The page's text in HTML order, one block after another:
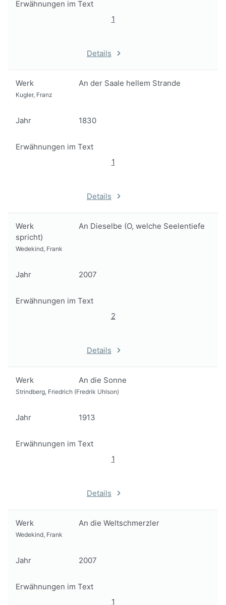
Erwähnungen im Text
1
Details
Werk An der Saale hellem Strande
Kugler, Franz
Jahr 1830
Erwähnungen im Text
1
Details
Werk
An Dieselbe (O, welche Seelentiefe
spricht)
Wedekind, Frank
Jahr 2007
Erwähnungen im Text
2
Details
Werk An die Sonne
Strindberg, Friedrich (Fredrik Uhlson)
Jahr 1913
Erwähnungen im Text
1
Details
Werk An die Weltschmerzler
Wedekind, Frank
Jahr 2007
Erwähnungen im Text
1